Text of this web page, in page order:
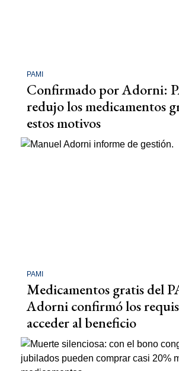
PAMI
Confirmado por Adorni:
redujo los medicamentos
estos motivos
PAMI
Medicamentos gratis del
Adorni confirmó los
acceder al beneficio